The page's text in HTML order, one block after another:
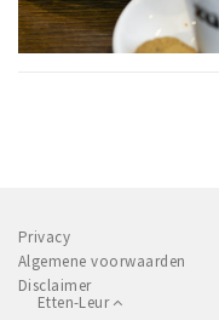
Privacy
Algemene voorwaarden
Disclaimer
Etten-Leur